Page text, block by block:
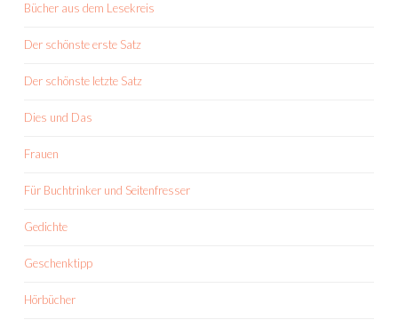
Bücher aus dem Lesekreis
Der schönste erste Satz
Der schönste letzte Satz
Dies und Das
Frauen
Für Buchtrinker und Seitenfresser
Gedichte
Geschenktipp
Hörbücher